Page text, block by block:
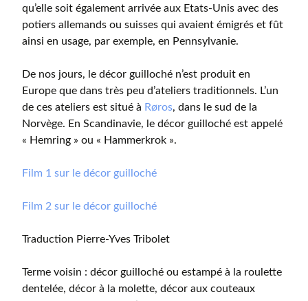
qu’elle soit également arrivée aux Etats-Unis avec des
potiers allemands ou suisses qui avaient émigrés et fût
ainsi en usage, par exemple, en Pennsylvanie.
De nos jours, le décor guilloché n’est produit en
Europe que dans très peu d’ateliers traditionnels. L’un
de ces ateliers est situé à Røros, dans le sud de la
Norvège. En Scandinavie, le décor guilloché est appelé
« Hemring » ou « Hammerkrok ».
Film 1 sur le décor guilloché
Film 2 sur le décor guilloché
Traduction Pierre-Yves Tribolet
Terme voisin : décor guilloché ou estampé à la roulette
dentelée, décor à la molette, décor aux couteaux